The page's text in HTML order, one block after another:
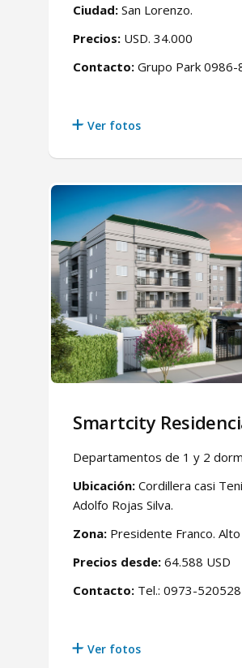
Ciudad: San Lorenzo.
Precios: USD. 34.000
Contacto: Grupo Park 0986-
Ver fotos
Smartcity
Departamentos de 1 y 2
Ubicación: Cordillera casi
Adolfo Rojas Silva.
Zona: Presidente Franco. Alto
Precios desde: 64.588 USD
Contacto: Tel.: 0973-520528
Ver fotos